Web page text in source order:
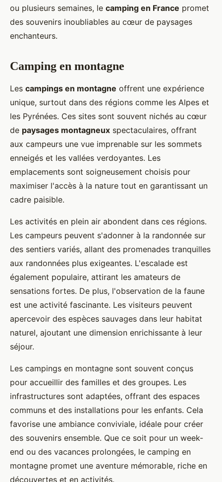
ou plusieurs semaines, le camping en France promet
des souvenirs inoubliables au cœur de paysages
enchanteurs.
Camping en montagne
Les campings en montagne offrent une expérience
unique, surtout dans des régions comme les Alpes et
les Pyrénées. Ces sites sont souvent nichés au cœur
de paysages montagneux spectaculaires, offrant
aux campeurs une vue imprenable sur les sommets
enneigés et les vallées verdoyantes. Les
emplacements sont soigneusement choisis pour
maximiser l'accès à la nature tout en garantissant un
cadre paisible.
Les activités en plein air abondent dans ces régions.
Les campeurs peuvent s'adonner à la randonnée sur
des sentiers variés, allant des promenades tranquilles
aux randonnées plus exigeantes. L'escalade est
également populaire, attirant les amateurs de
sensations fortes. De plus, l'observation de la faune
est une activité fascinante. Les visiteurs peuvent
apercevoir des espèces sauvages dans leur habitat
naturel, ajoutant une dimension enrichissante à leur
séjour.
Les campings en montagne sont souvent conçus
pour accueillir des familles et des groupes. Les
infrastructures sont adaptées, offrant des espaces
communs et des installations pour les enfants. Cela
favorise une ambiance conviviale, idéale pour créer
des souvenirs ensemble. Que ce soit pour un week-
end ou des vacances prolongées, le camping en
montagne promet une aventure mémorable, riche en
découvertes et en activités.